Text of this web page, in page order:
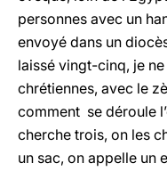
personnes avec un
envoyé dans un
laissé vingt-cinq, je
chrétiennes, avec le
comment se déroule
cherche trois, on les
un sac, on appelle un